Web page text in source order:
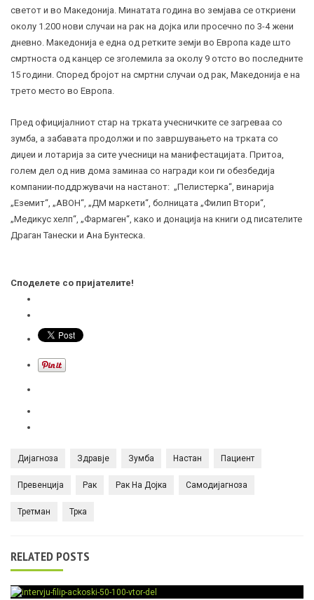
светот и во Македонија. Минатата година во земјава се откриени
околу 1.200 нови случаи на рак на дојка или просечно по 3-4 жени
дневно. Македонија е една од ретките земји во Европа каде што
смртноста од канцер се зголемила за околу 9 отсто во последните
15 години. Според бројот на смртни случаи од рак, Македонија е на
трето место во Европа.
Пред официјалниот стар на трката учесничките се загреваа со
зумба, а забавата продолжи и по завршувањето на трката со
диџеи и лотарија за сите учесници на манифестацијата. Притоа,
голем дел од нив дома заминаа со награди кои ги обезбедија
компании-поддржувачи на настанот: „Пелистерка“, винарија
„Еземит“, „АВОН“, „ДМ маркети“, болницата „Филип Втори“,
„Медикус хелп“, „Фармаген“, како и донација на книги од писателите
Драган Танески и Ана Бунтеска.
Споделете со пријателите!
Дијагноза Здравје Зумба Настан Пациент
Превенција Рак Рак На Дојка Самодијагноза
Третман Трка
RELATED POSTS